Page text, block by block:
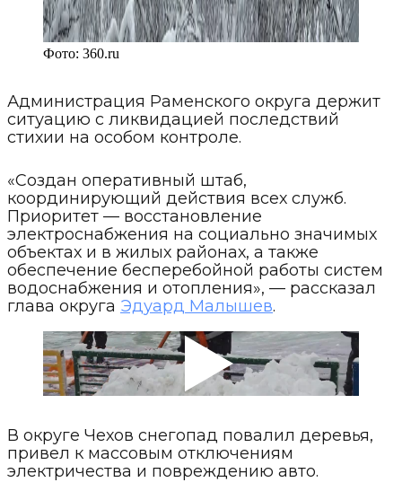
Фото: 360.ru
Администрация Раменского округа держит
ситуацию с ликвидацией последствий
стихии на особом контроле.
«Создан оперативный штаб,
координирующий действия всех служб.
Приоритет — восстановление
электроснабжения на социально значимых
объектах и в жилых районах, а также
обеспечение бесперебойной работы систем
водоснабжения и отопления», — рассказал
глава округа Эдуард Малышев.
В округе Чехов снегопад повалил деревья,
привел к массовым отключениям
электричества и повреждению авто.